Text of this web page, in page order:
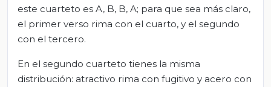
este cuarteto es A, B, B, A; para que sea más claro,
el primer verso rima con el cuarto, y el segundo
con el tercero.
En el segundo cuarteto tienes la misma
distribución: atractivo rima con fugitivo y acero con